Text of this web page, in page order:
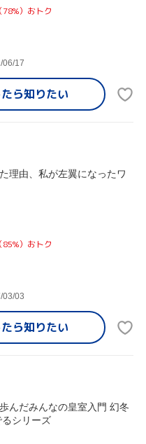
）おトク
06/17
ら知りたい
理由、私が左翼になったワ
）おトク
03/03
ら知りたい
んだみんなの皇室入門 幻冬
シリーズ